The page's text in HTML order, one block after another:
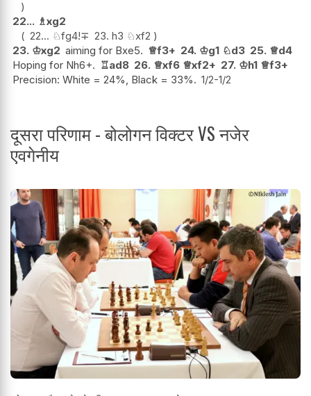
22... ♗xg2
22... ♘fg4!∓ 23. h3 ♘xf2
23. ♔xg2 aiming for Bxe5. ♕f3+ 24. ♔g1 ♘d3 25. ♕d4
Hoping for Nh6+. ♖ad8 26. ♕xf6 ♕xf2+ 27. ♔h1 ♕f3+
Precision: White = 24%, Black = 33%. 1/2-1/2
दूसरा परिणाम - बोलोगन विक्टर VS नजेर
एवगेनीय